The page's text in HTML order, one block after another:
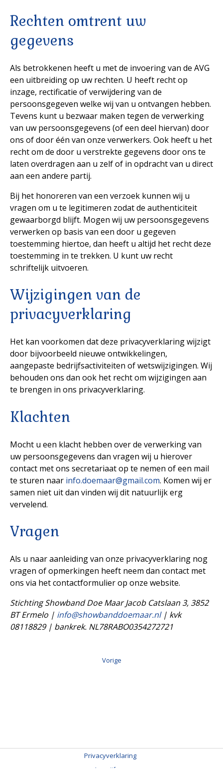
Rechten omtrent uw
gegevens
Als betrokkenen heeft u met de invoering van de AVG
een uitbreiding op uw rechten. U heeft recht op
inzage, rectificatie of verwijdering van de
persoonsgegeven welke wij van u ontvangen hebben.
Tevens kunt u bezwaar maken tegen de verwerking
van uw persoonsgegevens (of een deel hiervan) door
ons of door één van onze verwerkers. Ook heeft u het
recht om de door u verstrekte gegevens door ons te
laten overdragen aan u zelf of in opdracht van u direct
aan een andere partij.
Bij het honoreren van een verzoek kunnen wij u
vragen om u te legitimeren zodat de authenticiteit
gewaarborgd blijft. Mogen wij uw persoonsgegevens
verwerken op basis van een door u gegeven
toestemming hiertoe, dan heeft u altijd het recht deze
toestemming in te trekken. U kunt uw recht
schriftelijk uitvoeren.
Wijzigingen van de
privacyverklaring
Het kan voorkomen dat deze privacyverklaring wijzigt
door bijvoorbeeld nieuwe ontwikkelingen,
aangepaste bedrijfsactiviteiten of wetswijzigingen. Wij
behouden ons dan ook het recht om wijzigingen aan
te brengen in ons privacyverklaring.
Klachten
Mocht u een klacht hebben over de verwerking van
uw persoonsgegevens dan vragen wij u hierover
contact met ons secretariaat op te nemen of een mail
te sturen naar info.doemaar@gmail.com. Komen wij er
samen niet uit dan vinden wij dit natuurlijk erg
vervelend.
Vragen
Als u naar aanleiding van onze privacyverklaring nog
vragen of opmerkingen heeft neem dan contact met
ons via het contactformulier op onze website.
Stichting Showband Doe Maar Jacob Catslaan 3, 3852
BT Ermelo | info@showbanddoemaar.nl| kvk
08118829 | bankrek. NL78RABO0354272721
Vorige
Privacyverklaring
Jaarcijfers